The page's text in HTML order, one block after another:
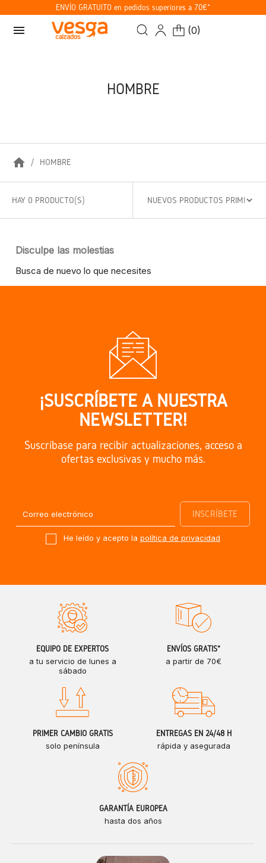
ENVÍO GRATUITO en pedidos superiores a 70€*
menu (0)
HOMBRE
home HOMBRE
HAY 0 PRODUCTO(S)
Disculpe las molestias
Busca de nuevo lo que necesites
¡SUSCRÍBETE A NUESTRA
NEWSLETTER!
Suscríbase para recibir actualizaciones, acceso a
ofertas exclusivas y mucho más.
He leído y acepto la política de privacidad
EQUIPO DE EXPERTOS
a tu servicio de lunes a
sábado
ENVÍOS GRATIS*
a partir de 70€
PRIMER CAMBIO GRATIS
solo península
ENTREGAS EN 24/48 H
rápida y asegurada
GARANTÍA EUROPEA
hasta dos años